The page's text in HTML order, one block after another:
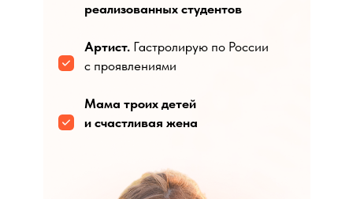
реализованных студентов
Артист. Гастролирую по России
с проявлениями
Мама троих детей
и счастливая жена